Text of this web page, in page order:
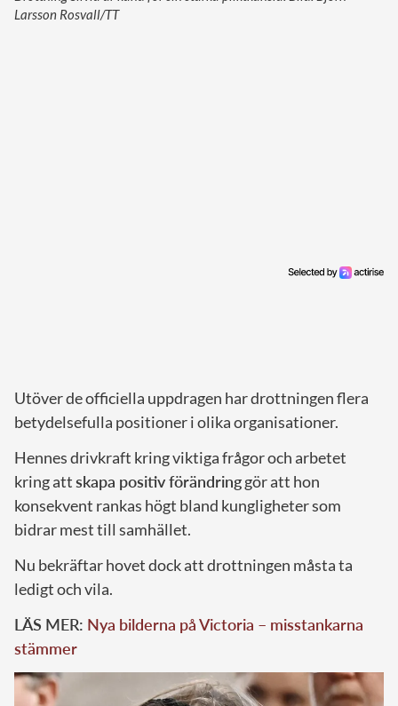
Larsson Rosvall/TT
Utöver de officiella uppdragen har drottningen flera
betydelsefulla positioner i olika organisationer.
Hennes drivkraft kring viktiga frågor och arbetet
kring attskapa positiv förändringgör att hon
konsekvent rankas högt bland kungligheter som
bidrar mest till samhället.
Nu bekräftar hovet dock att drottningen måsta ta
ledigt och vila.
LÄS MER: Nya bilderna på Victoria – misstankarna
stämmer